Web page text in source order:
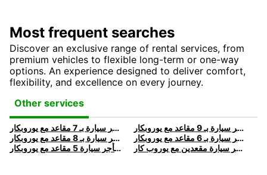
Most frequent searches
Discover an exclusive range of rental services, from
premium vehicles to flexible long-term or one-way
options. An experience designed to deliver comfort,
flexibility, and excellence on every journey.
Other services
استئجار سيارة 7 مقاعد | استأجر سيارة بـ 7 مقاعد مع يوروبكار
استئجار سيارة 9 مقاعد | استأجر سيارة بـ 9 مقاعد مع يوروبكار
استئجار سيارة 8 مقاعد | استأجر سيارة بـ 8 مقاعد مع يوروبكار
استئجار سيارة 6 مقاعد | استأجر سيارة بـ 6 مقاعد مع يوروبكار
استئجار سيارة 5 مقاعد | استأجر سيارة 5 مقاعد مع يوروبكار
استئجار سيارة ذات مقعدين | استأجر سيارة مقعدين مع يوروب كار